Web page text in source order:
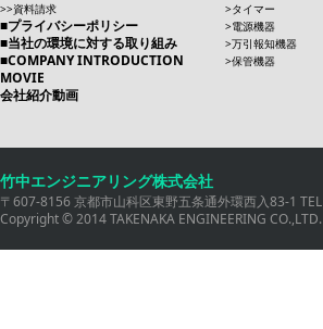
資料請求
プライバシーポリシー
当社の環境に対する取り組み
COMPANY INTRODUCTION
MOVIE
会社紹介動画
タイマー
電源機器
万引報知機器
保管機器
竹中エンジニアリング株式会社
〒607-8156 京都市山科区東野五条通外環西入83-1
Copyright © 2014 TAKENAKA ENGINEERING